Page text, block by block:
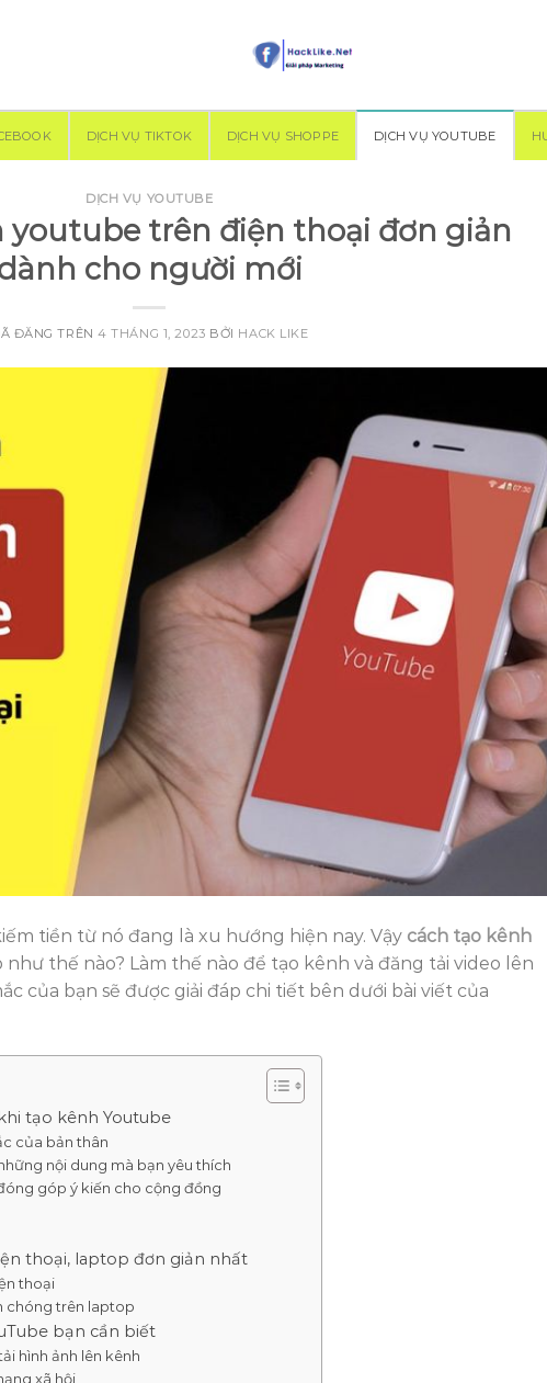
DỊCH VỤ TIKTOK DỊCH VỤ SHOPPE DỊCH VỤ YOUTUBE
DỊCH VỤ YOUTUBE
youtube trên điện thoại đơn giản
cho người mới
ĐĂNG TRÊN4 THÁNG 1, 2023 BỞI HACK LIKE
tiền từ nó đang là xu hướng hiện nay. Vậy cách tạo kênh
như thế nào? Làm thế nào để tạo kênh và đăng tải video lên
của bạn sẽ được giải đáp chi tiết bên dưới bài viết của
tạo kênh Youtube
của bản thân
nội dung mà bạn yêu thích
góp ý kiến cho cộng đồng
thoại, laptop đơn giản nhất
thoại
chóng trên laptop
bạn cần biết
hình ảnh lên kênh
xã hội